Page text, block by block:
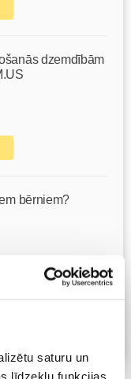
saturu un
līdzekļu funkcijas
dzemdībām
bērniem?